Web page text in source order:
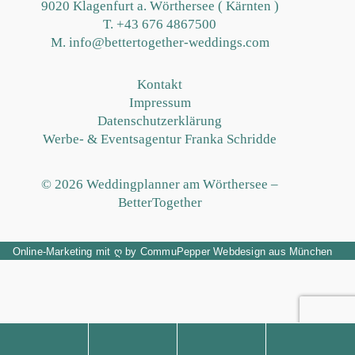
9020 Klagenfurt a. Wörthersee ( Kärnten )
T.+43 676 4867500
M. info@bettertogether-weddings.com
Kontakt
Impressum
Datenschutzerklärung
Werbe- & Eventsagentur Franka Schridde
© 2026 Weddingplanner am Wörthersee –
BetterTogether
Online-Marketing mit ღby CommuPepper Webdesign aus München